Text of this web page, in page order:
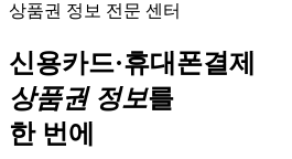
상품권 정보 전문 센터
신용카드·휴대폰결제
상품권 정보를
한 번에